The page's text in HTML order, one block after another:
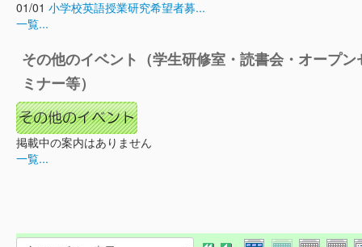
01/01 小学校英語授業研究希望者募...
一覧...
その他のイベント（学生研修室・読書会・オープン
ミナー等）
掲載中の案内はありません
一覧...